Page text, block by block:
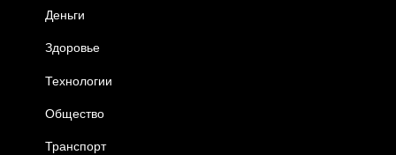
Деньги
Здоровье
Технологии
Общество
Транспорт